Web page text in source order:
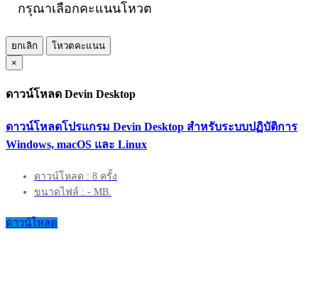
กรุณาเลือกคะแนนโหวต
ยกเลิก
โหวตคะแนน
×
ดาวน์โหลด Devin Desktop
ดาวน์โหลดโปรแกรม Devin Desktop สำหรับระบบปฏิบัติการ
Windows, macOS และ Linux
ดาวน์โหลด : 8 ครั้ง
ขนาดไฟล์ : - MB.
ดาวน์โหลด